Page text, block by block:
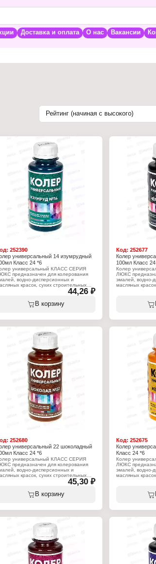
Доставка и оплата О нас Вакансии
Рейтинг (начиная с высокого)
252390
универсальный 14 изумрудный
Класс 24 *6
универсальный КЛАСС СЕРИЯ
предназначен для колерования
водно-дисперсионных и
красок, сухих строительных
растворов, побелочных и других
Применяется для внутренних и
работ. Позволяет получить
количество цветов и
Континенталь
марка: КЛАСС
Класс 24
товара: Колер
универсальный, для красок
работ: для внутренних и наружных
№ 14 Изумруд
пигменты, функциональные
консервант в таре, вода
100 мл
44,26 ₽
В корзину
Код: 252677
Колер
100мл Класс
Колер
ЛЮКС
эмалей, водно-
масляных
смесей,
составов.
наружных
Производитель:
Торговая
Линейка: Класс
Тип товара:
Назначение:
Виды работ:
Цвет: № 21
Состав:
добавки,
Объем: 100 мл
252680
универсальный 22 шоколадный
Класс 24 *6
универсальный КЛАСС СЕРИЯ
предназначен для колерования
водно-дисперсионных и
красок, сухих строительных
растворов, побелочных и других
Применяется для внутренних и
работ. Позволяет получить
количество цветов и
Континенталь
марка: КЛАСС
Класс 24
товара: Колер
универсальный, для красок
работ: для внутренних и наружных
45,30 ₽
В корзину
Код: 252675
Колер
Класс 24 *6
Колер
ЛЮКС
эмалей, водно-
масляных
смесей,
составов.
наружных
Производитель:
Торговая
Линейка: Класс
Тип товара:
Назначение:
Виды работ: